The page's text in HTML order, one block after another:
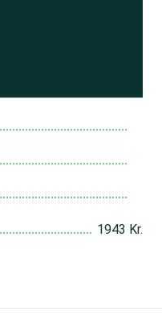
1943 Kr.